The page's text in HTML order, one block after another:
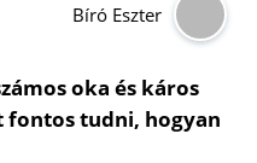
Bíró Eszter
oka és káros
fontos tudni, hogyan